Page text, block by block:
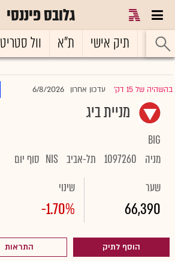
גלובס פיננסי
ראשי תיק אישי ת"א וול סטריט
בהשהיה של 15 דק' |עדכון אחרון 6/8/2026
מניית ביג
BIG
מניה
1097260 תל-אביב NIS סוף יום
שער
66,390
שינוי
-1.70%
הוסף לתיק התראות